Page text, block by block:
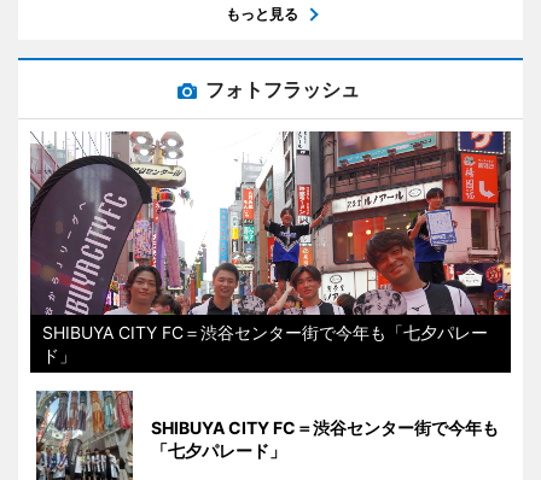
もっと見る
フォトフラッシュ
SHIBUYA CITY FC＝渋谷センター街で今年も「七夕パレー
ド」
SHIBUYA CITY FC＝渋谷センター街で今年も
「七夕パレード」